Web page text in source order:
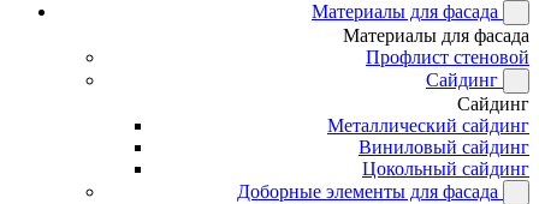
Материалы для фасада
Материалы для фасада
Профлист стеновой
Сайдинг
Сайдинг
Металлический сайдинг
Виниловый сайдинг
Цокольный сайдинг
Доборные элементы для фасада